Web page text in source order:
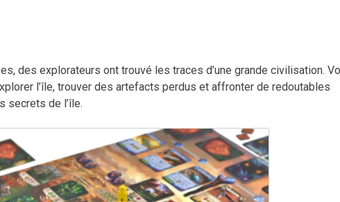
des explorateurs ont trouvé les traces d’une grande civilisation.
l’île, trouver des artefacts perdus et affronter de redoutables
secrets de l’île.